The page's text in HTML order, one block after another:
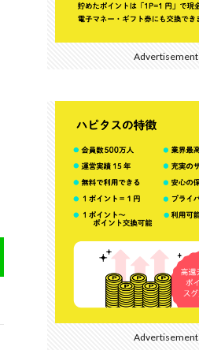
Advertisement
Advertisement